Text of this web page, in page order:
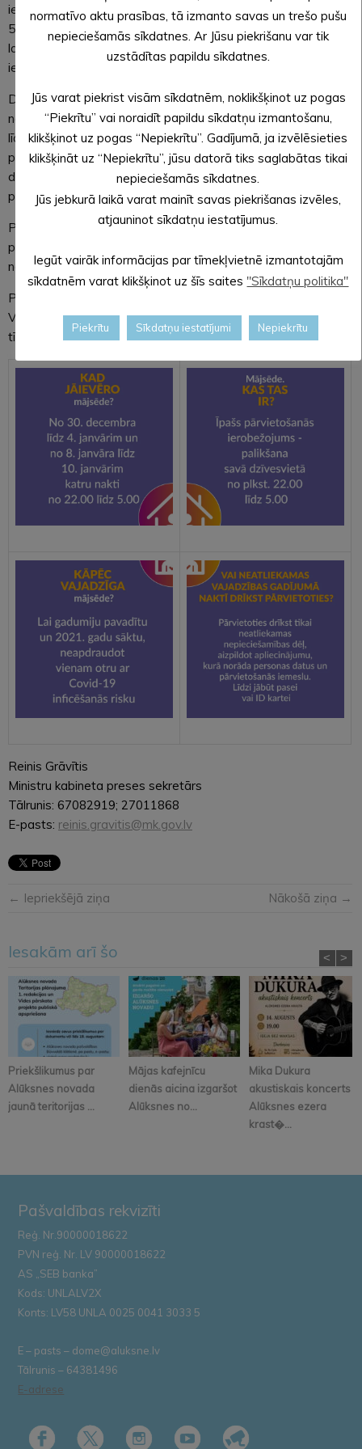
ierobežots, taču minētajos datumos no plkst. 22.00 līdz plkst.
5.00 taksometru pakalpojumus vienatnē drīkst izmanto tikai,
lai dotos uz darbu, ārstniecības iestādi, veterinārmedicīnas
iestādi un atgrieztos mājās.
Dzīvesvietas atstāšana mājsēdes laikā pieļaujama tikai īpaši
neatliekamos gadījumos. Atstājot dzīvesvietu vai darbavietu,
līdzi jābūt brīvā formā uzrakstītam vai izdrukātam
pašapliecinājumam, kurā norāda personas datus,
dzīvesvietas adresi, pārvietošanās iemeslu, laiku un
pārvietošanās galamērķi.
Pārvietošanās aizlieguma ievērošanas kontroli veiks Valsts
policija. Par mājsēdes noteikumu vai citu ārkārtējās situācijas
noteikumu pārkāpšanu paredzēts arī sods.
Par apliecinājuma aizpildīšanu plašāka informācija pieejama
Valsts policijas tīmekļvietnēwww.vp.gov.lv un vienotajā
tīmekļvietnēwww.covid19.gov.lv.
Reinis Grāvītis
Ministru kabineta preses sekretārs
Tālrunis: 67082919; 27011868
E-pasts: reinis.gravitis@mk.gov.lv
← Iepriekšējā ziņa Nākošā ziņa →
Iesakām arī šo
Priekšlikumus par
Alūksnes novada
jaunā teritorijas ...
Mājas kafejnīcu
dienās aicina izgaršot
Alūksnes no...
Mika Dukura
akustiskais koncerts
Alūksnes ezera
krast�...
< >
Pašvaldības rekvizīti
Reģ. Nr.90000018622
PVN reģ. Nr. LV 90000018622
AS „SEB banka”
Kods: UNLALV2X
Konts: LV58 UNLA 0025 0041 3033 5
E – pasts – dome@aluksne.lv
Tālrunis – 64381496
E-adrese
normatīvo aktu prasības, tā izmanto savas un trešo pušu
nepieciešamās sīkdatnes. Ar Jūsu piekrišanu var tik
uzstādītas papildu sīkdatnes.
Jūs varat piekrist visām sīkdatnēm, noklikšķinot uz pogas
“Piekrītu” vai noraidīt papildu sīkdatņu izmantošanu,
klikšķinot uz pogas “Nepiekrītu”. Gadījumā, ja izvēlēsieties
klikšķināt uz “Nepiekrītu”, jūsu datorā tiks saglabātas tikai
nepieciešamās sīkdatnes.
Jūs jebkurā laikā varat mainīt savas piekrišanas izvēles,
atjauninot sīkdatņu iestatījumus.
Iegūt vairāk informācijas par tīmekļvietnē izmantotajām
sīkdatnēm varat klikšķinot uz šīs saites "Sīkdatņu politika"
Piekrītu Sīkdatņu iestatījumi Nepiekrītu